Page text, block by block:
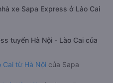
xe Sapa Express ở Lào Cai
tuyến Hà Nội - Lào Cai của
Cai từ Hà Nội của Sapa